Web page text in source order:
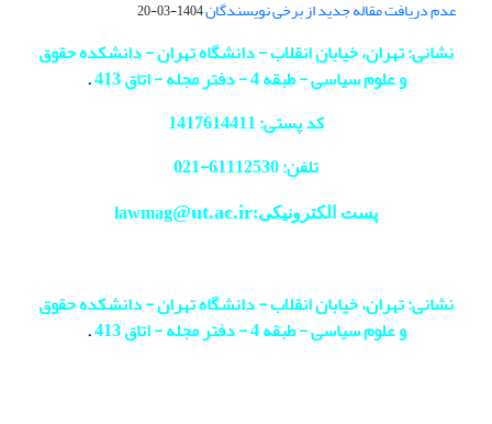
عدم دریافت مقاله جدید از برخی نویسندگان1404-03-20
نشانی: تهران، خیابان انقلاب - دانشگاه تهران - دانشکده حقوق
و علوم سیاسی - طبقه 4 - دفتر مجله - اتاق 413
.
کد پستی: 1417614411
تلفن: 61112530-
021
پست الکترونیکی:lawmag@ut.ac.ir
نشانی: تهران، خیابان انقلاب - دانشگاه تهران - دانشکده حقوق
و علوم سیاسی - طبقه 4 - دفتر مجله - اتاق 413
.